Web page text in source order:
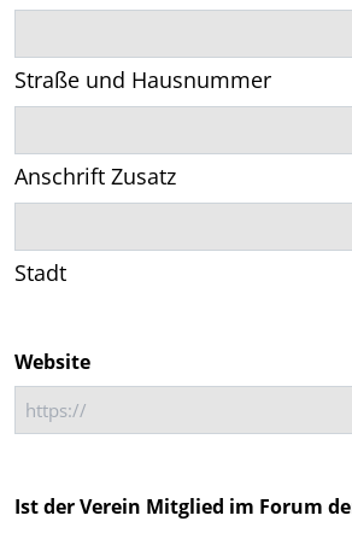
Straße und Hausnummer
Anschrift Zusatz
Stadt
Website
Ist der Verein Mitglied im Forum